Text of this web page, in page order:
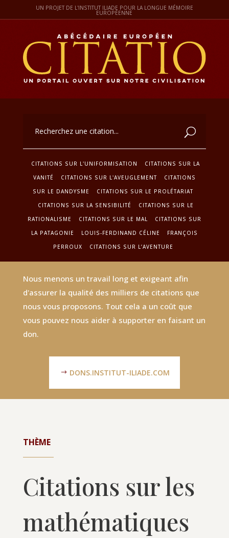
UN PROJET DE L'INSTITUT ILIADE POUR LA LONGUE MÉMOIRE
EUROPÉENNE
CITATIONS SUR L'UNIFORMISATION
CITATIONS SUR LA
VANITÉ
CITATIONS SUR L'AVEUGLEMENT
CITATIONS
SUR LE DANDYSME
CITATIONS SUR LE PROLÉTARIAT
CITATIONS SUR LA SENSIBILITÉ
CITATIONS SUR LE
RATIONALISME
CITATIONS SUR LE MAL
CITATIONS SUR
LA PATAGONIE
LOUIS-FERDINAND CÉLINE
FRANÇOIS
PERROUX
CITATIONS SUR L’AVENTURE
Nous menons un travail long et exigeant afin
d'assurer la qualité des milliers de citations que
nous vous proposons. Tout cela a un coût que
vous pouvez nous aider à supporter en faisant un
don.
DONS.INSTITUT-ILIADE.COM
THÈME
Citations sur les
mathématiques